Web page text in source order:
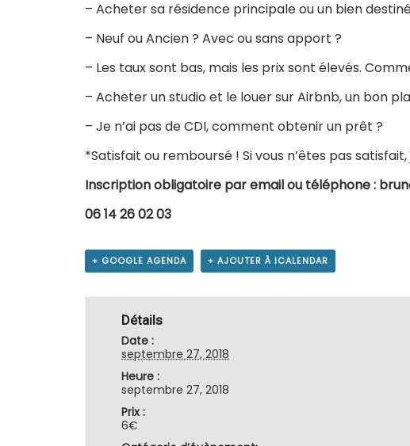
– Acheter sa résidence principale ou un bien
– Neuf ou Ancien ? Avec ou sans apport ?
– Les taux sont bas, mais les prix sont élevés.
– Acheter un studio et le louer sur Airbnb, un bon
– Je n’ai pas de CDI, comment obtenir un prêt ?
*Satisfait ou remboursé ! Si vous n’êtes pas
Inscription obligatoire par email ou téléphone :
06 14 26 02 03
+ GOOGLE AGENDA + AJOUTER À ICALENDAR
Détails
Date :
septembre 27, 2018
Heure :
septembre 27, 2018
Prix :
6€